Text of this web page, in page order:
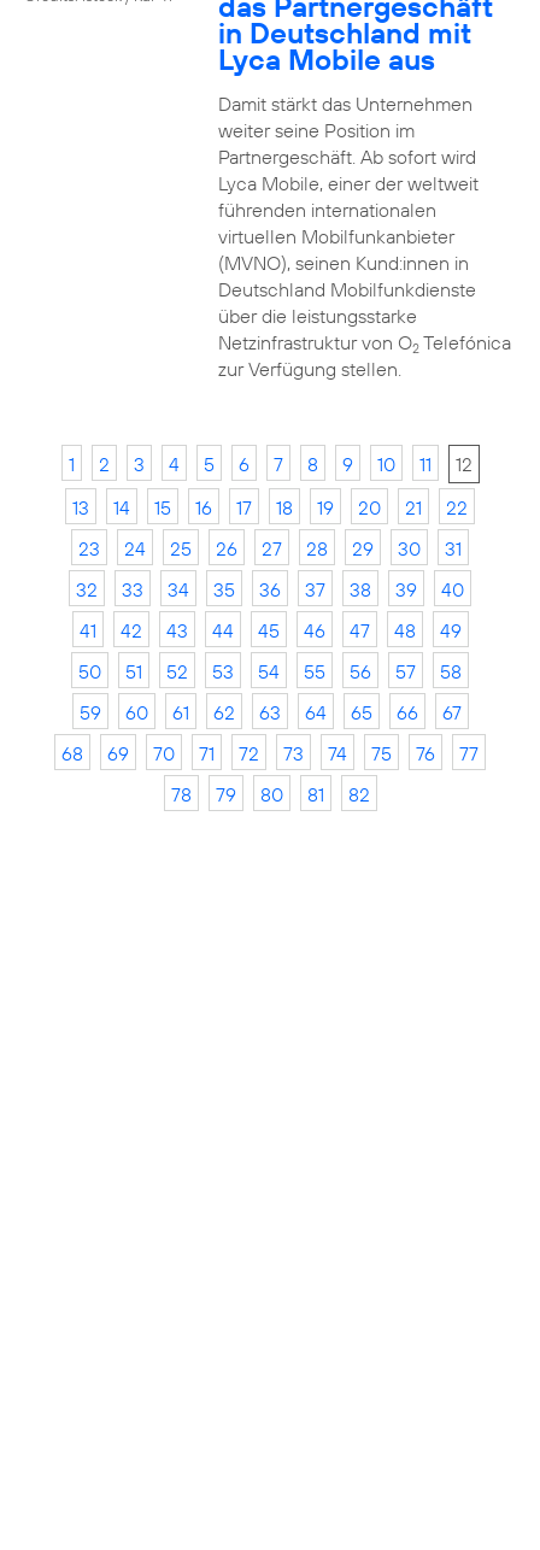
in Deutschland mit
Lyca Mobile aus
Damit stärkt das Unternehmen
weiter seine Position im
Partnergeschäft. Ab sofort wird
Lyca Mobile, einer der weltweit
führenden internationalen
virtuellen Mobilfunkanbieter
(MVNO), seinen Kund:innen in
Deutschland Mobilfunkdienste
über die leistungsstarke
Netzinfrastruktur von O2Telefónica
zur Verfügung stellen.
1 2 3 4 5 6 7 8 9 10 11
12
13
14 15 16 17 18 19 20 21
22
23
24 25 26 27 28 29 30
31
32
33 34 35 36 37 38 39
40
41
42 43 44 45 46 47 48
49
50
51 52 53 54 55 56 57
58
59
60 61 62 63 64 65 66
67
68
69 70 71 72 73 74 75 76
77
78
79 80 81 82